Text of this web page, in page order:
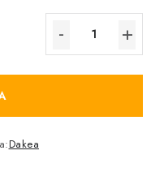
Dakea